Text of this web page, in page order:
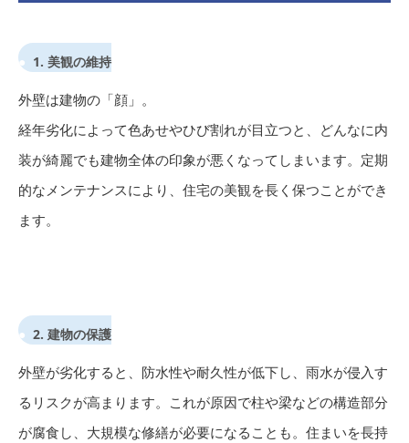
1. 美観の維持
外壁は建物の「顔」。
経年劣化によって色あせやひび割れが目立つと、どんなに内
装が綺麗でも建物全体の印象が悪くなってしまいます。定期
的なメンテナンスにより、住宅の美観を長く保つことができ
ます。
2. 建物の保護
外壁が劣化すると、防水性や耐久性が低下し、雨水が侵入す
るリスクが高まります。これが原因で柱や梁などの構造部分
が腐食し、大規模な修繕が必要になることも。住まいを長持